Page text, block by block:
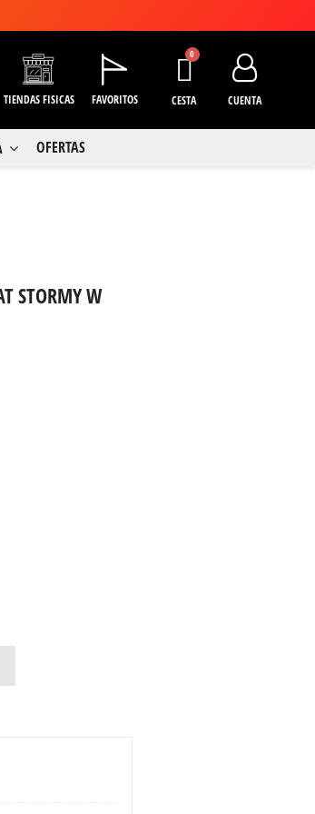
TIENDAS FISICAS FAVORITOS CESTA CUENTA
OFERTAS
STORMY W